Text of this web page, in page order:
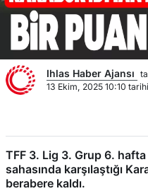
Ihlas Haber Ajansı
13 Ekim, 2025 10:10
TFF 3. Lig 3. Grup 6.
sahasında karşılaştığı
berabere kaldı.